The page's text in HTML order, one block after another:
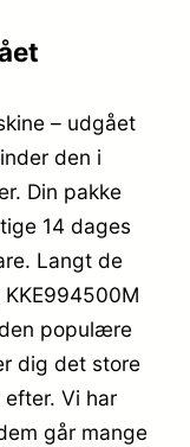
– udgået
den i
Din pakke
14 dages
Langt de
populære
dig det store
Vi har
går mange